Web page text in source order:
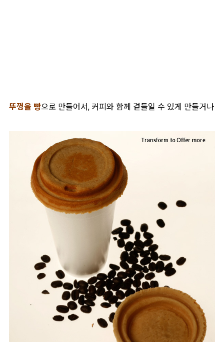
뚜껑을 빵으로 만들어서, 커피와 함께 곁들일 수 있게 만들거나